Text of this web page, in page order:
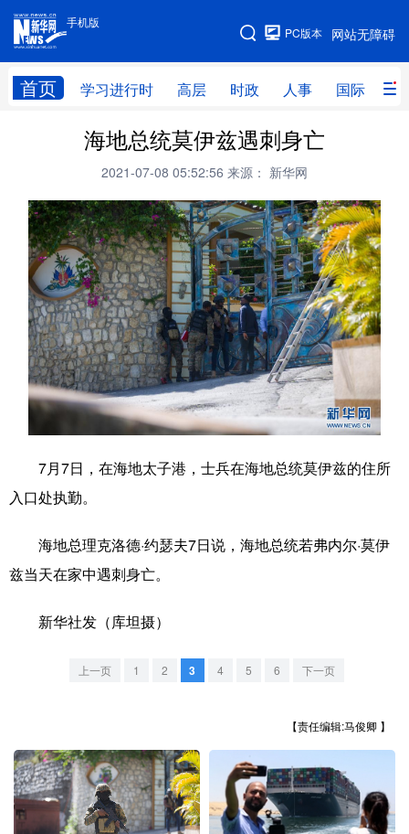
手机版
网站无障碍
PC版本
首页 学习进行时 高层 时政 人事 国际 财
手机版
网站地图
学习进行时 高层 时政
财经 网评
台湾 思客智库 全球连线 教育
科技 科创 量子 体育
文化 书画 健康 军事
访谈 视频 图片 政务
法律 中央文件 金融 汽车
食品 人居 信息化 数字经济
地方频道
辽宁 吉林 上海 江苏
浙江 安徽 福建 江西
山东 河南 湖北 湖南
海地总统莫伊兹遇刺身亡
2021-07-08 05:52:56 来源： 新华网
7月7日，在海地太子港，士兵在海地总统莫伊兹的住所
入口处执勤。
海地总理克洛德·约瑟夫7日说，海地总统若弗内尔·莫伊
兹当天在家中遇刺身亡。
新华社发（库坦摄）
上一页 1 2 3 4 5 6 下一页
【责任编辑:马俊卿 】